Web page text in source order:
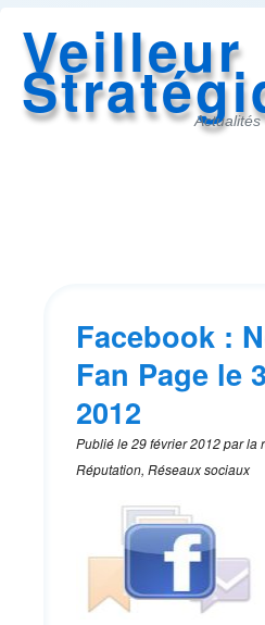
Veilleur
Facebook :
Fan Page le
2012
Publié le29 février 2012parla
Réputation, Réseaux sociaux